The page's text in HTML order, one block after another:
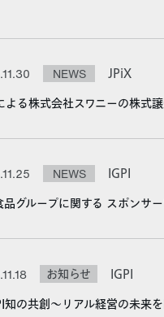
NEWS
JPiX
よる株式会社スワニーの株式
NEWS
IGPI
品グループに関する スポンサ
お知らせ
IGPI
知の共創～リアル経営の未来